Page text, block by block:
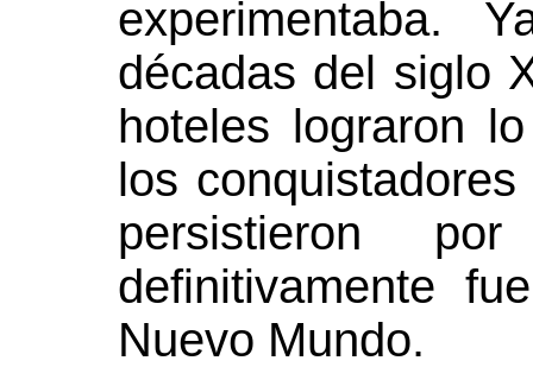
experimentaba.
décadas del siglo
hoteles lograron
los
persistieron
definitivamente
Nuevo Mundo.